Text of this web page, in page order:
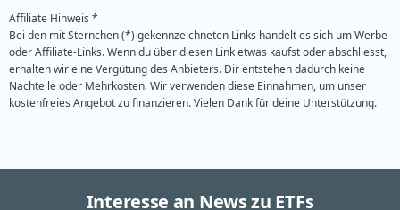
Affiliate Hinweis *
Bei den mit Sternchen (*) gekennzeichneten Links handelt es sich um Werbe-
oder Affiliate-Links. Wenn du über diesen Link etwas kaufst oder abschliesst,
erhalten wir eine Vergütung des Anbieters. Dir entstehen dadurch keine
Nachteile oder Mehrkosten. Wir verwenden diese Einnahmen, um unser
kostenfreies Angebot zu finanzieren. Vielen Dank für deine Unterstützung.
Interesse an News zu ETFs